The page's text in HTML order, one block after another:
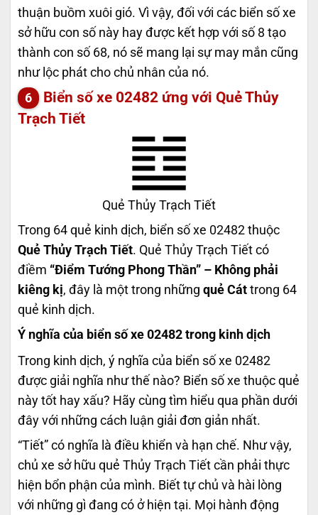
thuận buồm xuôi gió. Vì vậy, đối với các biển số xe
sở hữu con số này hay được kết hợp với số 8 tạo
thành con số 68, nó sẽ mang lại sự may mắn cũng
như lộc phát cho chủ nhân của nó.
Biển số xe 02482 ứng với Quẻ Thủy
Trạch Tiết
Quẻ Thủy Trạch Tiết
Trong 64 quẻ kinh dịch, biển số xe 02482 thuộc
Quẻ Thủy Trạch Tiết. Quẻ Thủy Trạch Tiết có
điềm “Điểm Tướng Phong Thần” – Không phải
kiêng kị, đây là một trong những quẻ Cát trong 64
quẻ kinh dịch.
Ý nghĩa của biển số xe 02482 trong kinh dịch
Trong kinh dịch, ý nghĩa của biển số xe 02482
được giải nghĩa như thế nào? Biển số xe thuộc quẻ
này tốt hay xấu? Hãy cùng tìm hiểu qua phần dưới
đây với những cách luận giải đơn giản nhất.
“Tiết” có nghĩa là điều khiển và hạn chế. Như vậy,
chủ xe sở hữu quẻ Thủy Trạch Tiết cần phải thực
hiện bổn phận của mình. Biết tự chủ và hài lòng
với những gì đang có ở hiện tại. Mọi hành động